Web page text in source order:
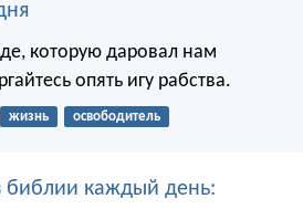
которую даровал нам
опять игу рабства.
жизнь освободитель
библии каждый день: